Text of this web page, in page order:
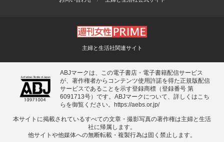
主婦と生活社関連サイト
ABJマークは、この電子書店・電子書籍配信サービス
が、著作権者からコンテンツ使用許諾を得た正規版配信
サービスであることを示す登録商標（登録番号 第
6091713号）です。ABJマークについて、詳しくはこち
らを御覧ください。
https://aebs.or.jp/
本サイトに掲載されているすべての⽂章・撮影写真の著作権は主婦と⽣活
社に帰属します。
他サイトや他媒体への無断転載・複製⾏為は固く禁⽌します。